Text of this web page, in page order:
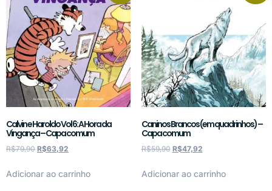
Calvin e Haroldo Vol 6: A Hora da
Vingança – Capa comum
R$79,90 R$63,92
Adicionar ao carrinho
Caninos Brancos (em quadrinhos) –
Capa comum
R$59,90 R$47,92
Adicionar ao carrinho